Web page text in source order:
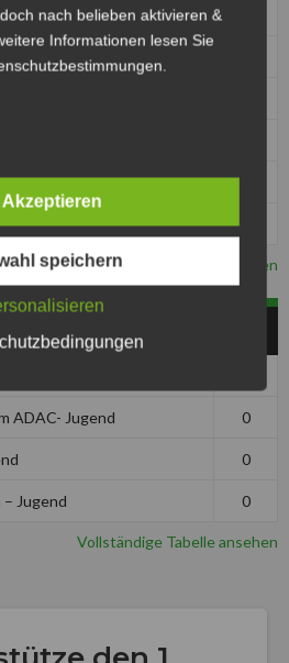
ADAC
0
0
Vollständige Tabelle ansehen
ADAC- Jugend 0
0
– Jugend 0
Vollständige Tabelle ansehen
nach belieben aktivieren &
Informationen lesen Sie
speichern